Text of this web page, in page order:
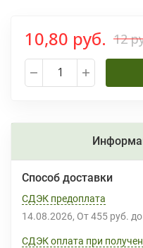
10,80 руб. 12
Способ доставки
СДЭК предоплата
14.08.2026 От 455 руб. до
СДЭК оплата при